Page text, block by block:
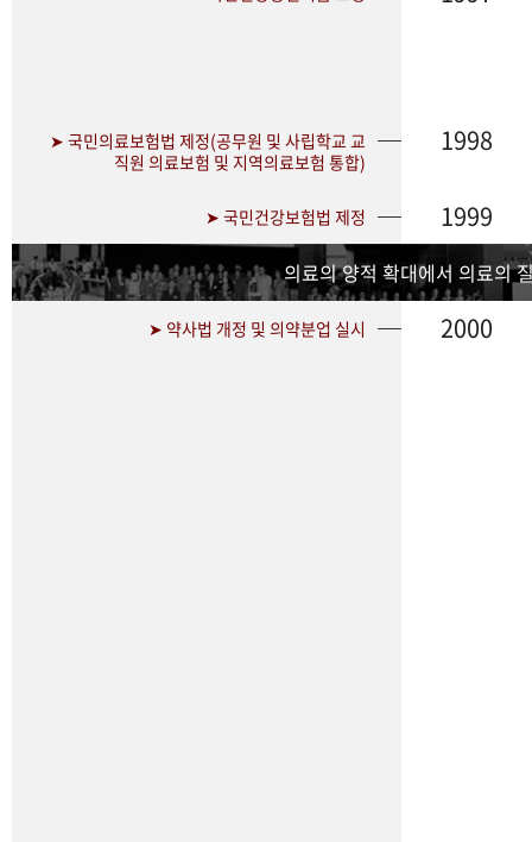
➤ 국민의료보험법 제정(공무원 및 사립학교 교
직원 의료보험 및 지역의료보험 통합)
1998
➤ 국민건강보험법 제정 1999
의료의 양적 확대에서 의료의
➤ 약사법 개정 및 의약분업 실시 2000